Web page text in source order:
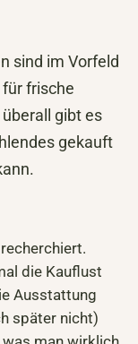
sind im Vorfeld
frische
gibt es
gekauft
die Kauflust
Ausstattung
später nicht)